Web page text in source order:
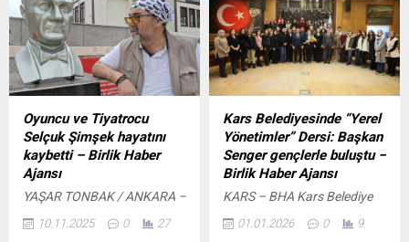
Bakanlığı ve bağlı
kuruluşlarının bütçelerinin
kabul edildiğini belirtti. Vali
Ziya Polat’tan AFAD’ın
kuruluş yıl dönümünde
mesaj: ​”AFAD, güvenimizin
teminatıdır” İçeriği Görüntüle
Çalkın açıklamasında, kabul
edilen bütçelerin istihdamı
destekleyen, çalışanların
haklarını koruyan ve sosyal
devlet anlayışını güçlendiren
bir artış yaşandı. Çalışma ve
Sosyal Güvenlik Bakanlığı
verilerine göre, 18-29 yaş
arası sigortalı kadın çalışan
sayısı 2024 Ağustos’ta 2
milyon 411 bin 404 iken,
2025 Ağustos’ta 2 milyon
482 bin...
Oyuncu ve Tiyatrocu
Selçuk Şimşek hayatını
kaybetti – Birlik Haber
Ajansı
YAŞAR TONBAK / ANKARA –
BHA ATO Başkanı Baran’dan
10 Kasım mesajı İçeriği
10.11.2025 0 27
Kars Belediyesinde “Yerel
Yönetimler” Dersi: Başkan
Senger gençlerle buluştu –
Birlik Haber Ajansı
KARS – BHA ​Kars Belediye
Başkanı Prof. Dr. Ötüken
Senger, Kafkas Üniversitesi
01.01.2026 0 9